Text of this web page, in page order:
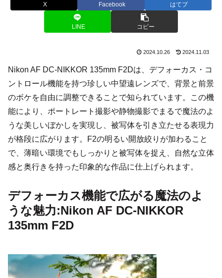
X Facebook はてブ
LINE コピー
2024.10.26 2024.11.03
Nikon AF DC-NIKKOR 135mm F2Dは、デフォーカス・コ
ントロール機能を持つ珍しい中望遠レンズで、背景と前景
のボケを自由に調整できることで知られています。この機
能により、ポートレート撮影や静物撮影でまるで魔法のよ
うな美しいぼかしを実現し、被写体を引き立たせる表現力
が格段に広がります。F2の明るい開放絞りが加わること
で、薄暗い環境でもしっかりと被写体を捉え、自然な立体
感と奥行きを持った印象的な作品に仕上げられます。
デフォーカス機能で広がる魔法のよ
うな魅力:Nikon AF DC-NIKKOR
135mm F2D